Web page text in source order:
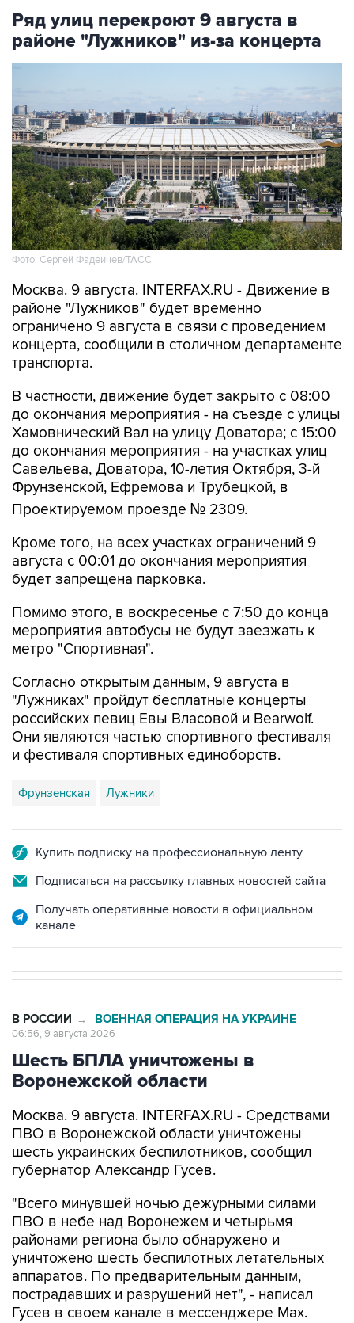
Ряд улиц перекроют 9 августа в
районе "Лужников" из-за концерта
Фото: Сергей Фадеичев/ТАСС
Москва. 9 августа. INTERFAX.RU - Движение в
районе "Лужников" будет временно
ограничено 9 августа в связи с проведением
концерта, сообщили в столичном департаменте
транспорта.
В частности, движение будет закрыто с 08:00
до окончания мероприятия - на съезде с улицы
Хамовнический Вал на улицу Доватора; с 15:00
до окончания мероприятия - на участках улиц
Савельева, Доватора, 10-летия Октября, 3-й
Фрунзенской, Ефремова и Трубецкой, в
Проектируемом проезде № 2309.
Кроме того, на всех участках ограничений 9
августа с 00:01 до окончания мероприятия
будет запрещена парковка.
Помимо этого, в воскресенье с 7:50 до конца
мероприятия автобусы не будут заезжать к
метро "Спортивная".
Согласно открытым данным, 9 августа в
"Лужниках" пройдут бесплатные концерты
российских певиц Евы Власовой и Bearwolf.
Они являются частью спортивного фестиваля
и фестиваля спортивных единоборств.
Фрунзенская Лужники
Купить подписку на профессиональную ленту
Подписаться на рассылку главных новостей сайта
Получать оперативные новости в официальном
канале
В РОССИИ → ВОЕННАЯ ОПЕРАЦИЯ НА УКРАИНЕ
06:56, 9 августа 2026
Шесть БПЛА уничтожены в
Воронежской области
Москва. 9 августа. INTERFAX.RU - Средствами
ПВО в Воронежской области уничтожены
шесть украинских беспилотников, сообщил
губернатор Александр Гусев.
"Всего минувшей ночью дежурными силами
ПВО в небе над Воронежем и четырьмя
районами региона было обнаружено и
уничтожено шесть беспилотных летательных
аппаратов. По предварительным данным,
пострадавших и разрушений нет", - написал
Гусев в своем канале в мессенджере Max.